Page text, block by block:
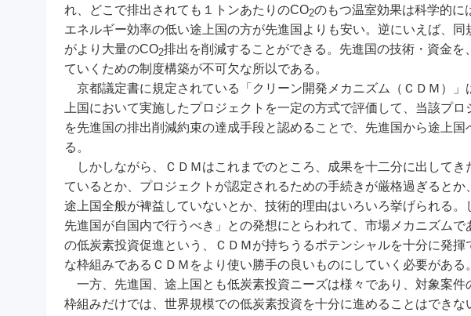
れ、どこで排出されても１トンあたりのCO2のもつ温室効果は科学的に
エネルギー効率の低い途上国の方が先進国よりも安い。逆にいえば、
がより大量のCO2排出を削減することができる。先進国の技術・資金
ていくための制度構築が不可欠な所以である。
京都議定書に規定されている「クリーン開発メカニズム（ＣＤＭ）
上国において実施したプロジェクトを一定の方式で評価して、当該プ
を先進国の排出削減約束の達成手段と認めることで、先進国から途上
る。
しかしながら、ＣＤＭはこれまでのところ、成果を十二分に出して
ているとか、プロジェクトが認定されるための手続きが厳格過ぎると
途上国全般が裨益していないとか、技術的理由はいろいろ挙げられる
先進国が自国内で行うべき」との発想にとらわれて、市場メカニズム
の低炭素投資促進という、ＣＤＭが持ちうるポテンシャルを十分に発
な枠組みであるＣＤＭをより使い勝手の良いものにしていく必要がある。
一方、先進国、途上国とも低炭素投資ニーズは様々であり、対象案
枠組みだけでは、世界規模での低炭素投資を十分に進めることはでき